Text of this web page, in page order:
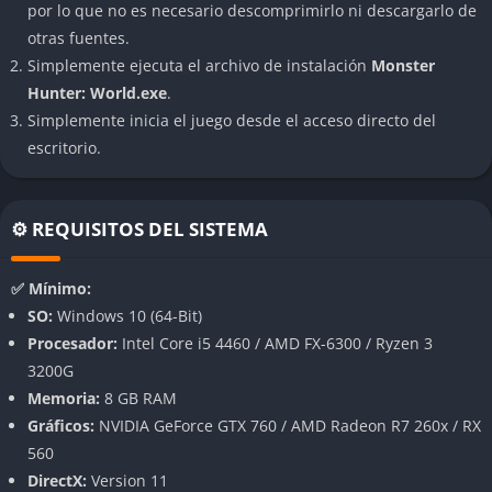
Un ecosistema vivo y dinámico
El mundo del juego está lleno de interacciones naturales entre
depredadores, presas y el entorno. Los monstruos luchan entre
sí, cazan, huyen y marcan territorio, creando momentos que
parecen coreografiados por la propia naturaleza. Cada bioma
desde el Bosque Primigenio hasta el Yermo de Agujas tiene sus
Combate táctico y armas especializadas
Monster Hunter: World ofrece catorce tipos de armas, cada una
con su estilo, ritmo y profundidad estratégica. Espadas largas,
martillos, lanzas, arcos o el complejo glaive insecto aportan
experiencias radicalmente distintas. El sistema de combate
exige precisión, conocimiento del enemigo y un dominio casi
artesanal de la herramienta elegida.
Cooperativo online fluido
por lo que no es necesario descomprimirlo ni descargarlo de
otras fuentes.
Simplemente ejecuta el archivo de instalación Monster
Hunter: World.exe.
Simplemente inicia el juego desde el acceso directo del
escritorio.
⚙️ REQUISITOS DEL SISTEMA
✅ Mínimo:
SO: Windows 10 (64-Bit)
Procesador: Intel Core i5 4460 / AMD FX-6300 / Ryzen 3
3200G
Memoria: 8 GB RAM
Gráficos: NVIDIA GeForce GTX 760 / AMD Radeon R7 260x / RX
560
DirectX: Version 11